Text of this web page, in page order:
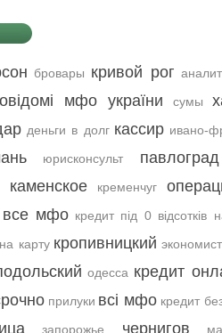
бровары кривой рог
мфо україни сумы
деньги в долг кассир ивано-
юрисконсульт павлоград
каменское кременчуг
все мфо кредит під 0 відсотків
карту кропивницкий экономист
одесса кредит
прилуки всі мфо кредит
запорожье чернигов